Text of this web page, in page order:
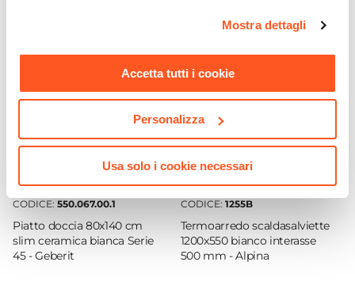
momento. Per maggiori informazioni si invita a leggere la
Mostra dettagli
Accetta tutti i cookie
Personalizza
Usa solo i cookie necessari
Colore Maniglie O Pomelli
Installazione
Su piatto doccia|Filopavimento
CODICE: 550.067.00.1
Piatto doccia 80x140 cm
slim ceramica bianca Serie
45 - Geberit
CODICE: 1255B
Termoarredo scaldasalviette
1200x550 bianco interasse
500 mm - Alpina